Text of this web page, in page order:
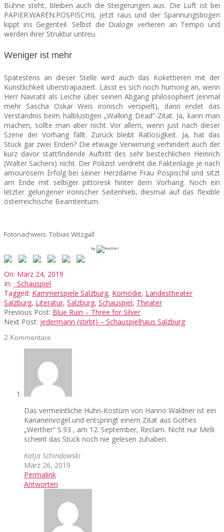
Bühne steht, bleiben auch die Steigerungen aus. Die Luft ist bei
PAPIER.WAREN.POSPISCHIL jetzt raus und der Spannungsbogen
kippt ins Gegenteil. Selbst die Dialoge verlieren an Tempo und
werden ihrer Struktur untreu.
Weniger ist mehr
Spätestens an dieser Stelle wird auch das Kokettieren mit der
Künstlichkeit überstrapaziert. Lässt es sich noch humorig an, wenn
Herr Navratil als Leiche über seinen Abgang philosophiert (einmal
mehr Sascha Oskar Weis ironisch verspielt), dann endet das
Verständnis beim halblustigen „Walking Dead“-Zitat. Ja, kann man
machen, sollte man aber nicht. Vor allem, wenn just nach dieser
Szene der Vorhang fällt. Zurück bleibt Ratlosigkeit. Ja, hat das
Stück gar zwei Enden? Die etwaige Verwirrung verhindert auch der
kurz davor stattfindende Auftritt des sehr bestechlichen Heinrich
(Walter Sachers) nicht. Der Polizist verdreht die Faktenlage je nach
amourösem Erfolg bei seiner Herzdame Frau Pospischil und sitzt
am Ende mit selbiger pittoresk hinter dem Vorhang. Noch ein
letzter gelungener ironischer Seitenhieb, diesmal auf das flexible
österreichische Beamtentum.
Fotonachweis: Tobias Witzgall
by
2019-
03-
24
On: März 24, 2019
In: · Schauspiel
Tagged: Kammerspiele Salzburg, Komödie, Landestheater
Salzburg, Literatur, Salzburg, Schauspiel, Theater
Previous Post: Blue Ruin – Three for Silver
Next Post: jedermann (stirbt) – Schauspielhaus Salzburg
2 Kommentare
Das vermeintliche Huhn-Kostüm von Hanno Waldner ist ein
Kanarienvogel und entspringt einem Zitat aus Gothes
„Werther“ S.93 , am 12. September, Reclam. Nicht nur Melli
scheint das Stück noch nie gelesen zuhaben.
Katja Schindowski
März 26, 2019
Permalink
Antworten